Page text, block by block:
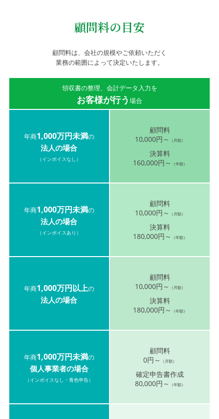
顧問料の目安
顧問料は、会社の規模やご依頼いただく
業務の範囲によって決定いたします。
領収書の整理、会計データ入力を
お客様が行う 場合
年商1,000万円未満の
法人の場合
（インボイスなし）
顧問料
10,000円～
（月額）
決算料
160,000円～
（年額）
年商1,000万円未満の
法人の場合
（インボイスあり）
顧問料
10,000円～
（月額）
決算料
180,000円～
（年額）
年商1,000万円以上の
法人の場合
顧問料
10,000円～
（月額）
決算料
180,000円～
（年額）
年商1,000万円未満の
個人事業者の場合
（インボイスなし・青色申告）
顧問料
0円～
（月額）
確定申告書作成
80,000円～
（年額）